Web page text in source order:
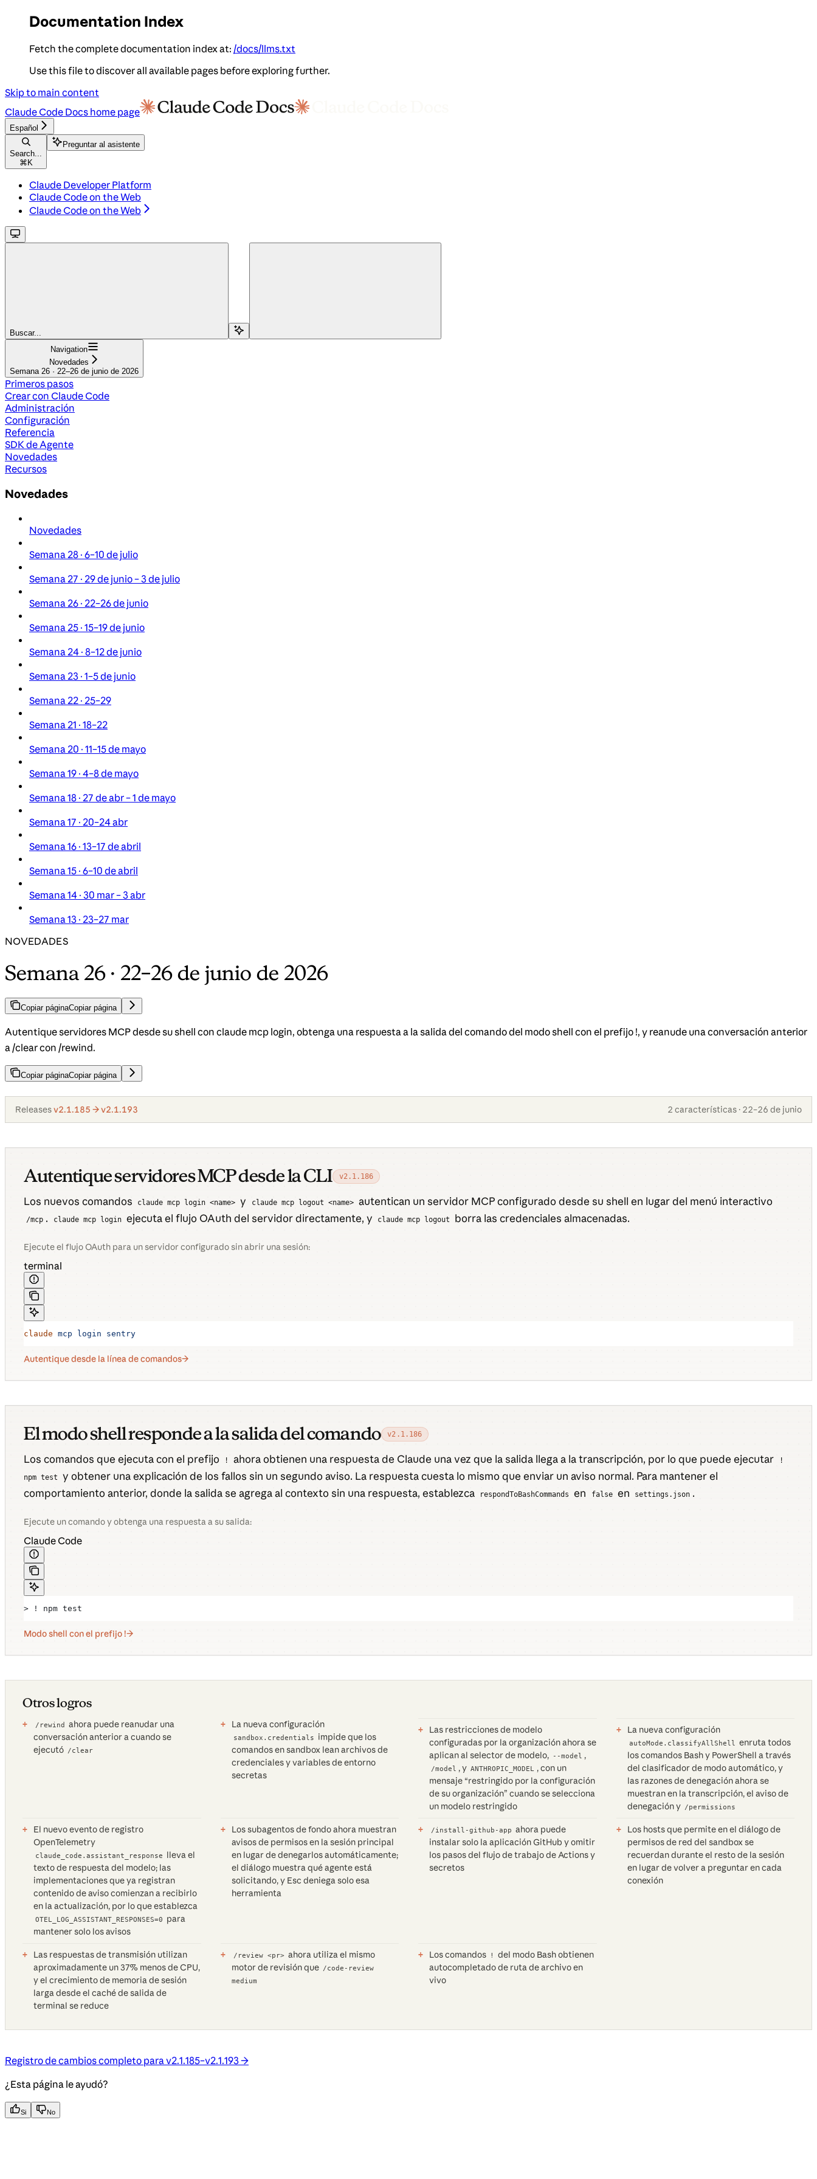
Documentation Index
Fetch the complete documentation index at: /docs/llms.txt
Use this file to discover all available pages before exploring further.
Skip to main content
Claude Code Docs home page
Español
Search...
⌘ K
Preguntar al asistente
Claude Developer Platform
Claude Code on the Web
Claude Code on the Web
Buscar...
Navigation
Novedades
Semana 26 · 22–26 de junio de 2026
Primeros pasos
Crear con Claude Code
Administración
Configuración
Referencia
SDK de Agente
Novedades
Recursos
Novedades
Novedades
Semana 28 · 6–10 de julio
Semana 27 · 29 de junio – 3 de julio
Semana 26 · 22–26 de junio
Semana 25 · 15–19 de junio
Semana 24 · 8–12 de junio
Semana 23 · 1–5 de junio
Semana 22 · 25–29
Semana 21 · 18–22
Semana 20 · 11–15 de mayo
Semana 19 · 4–8 de mayo
Semana 18 · 27 de abr – 1 de mayo
Semana 17 · 20–24 abr
Semana 16 · 13–17 de abril
Semana 15 · 6–10 de abril
Semana 14 · 30 mar – 3 abr
Semana 13 · 23–27 mar
NOVEDADES
Semana 26 · 22–26 de junio de 2026
Copiar páginaCopiar página
Autentique servidores MCP desde su shell con claude mcp login, obtenga una respuesta a la salida del comando del modo shell con el prefijo !, y reanude una conversación anterior
a /clear con /rewind.
Copiar páginaCopiar página
Releasesv2.1.185 → v2.1.193 2 características · 22–26 de junio
Autentique servidores MCP desde la CLI v2.1.186
Los nuevos comandos claude mcp login <name> y claude mcp logout <name> autentican un servidor MCP configurado desde su shell en lugar del menú interactivo
/mcp . claude mcp login ejecuta el flujo OAuth del servidor directamente, y claude mcp logout borra las credenciales almacenadas.
Ejecute el flujo OAuth para un servidor configurado sin abrir una sesión:
terminal
claude mcp login sentry
Autentique desde la línea de comandos
El modo shell responde a la salida del comando v2.1.186
Los comandos que ejecuta con el prefijo ! ahora obtienen una respuesta de Claude una vez que la salida llega a la transcripción, por lo que puede ejecutar
!
npm test
y obtener una explicación de los fallos sin un segundo aviso. La respuesta cuesta lo mismo que enviar un aviso normal. Para mantener el
comportamiento anterior, donde la salida se agrega al contexto sin una respuesta, establezca
respondToBashCommands en false en settings.json .
Ejecute un comando y obtenga una respuesta a su salida:
Claude Code
> ! npm test
Modo shell con el prefijo !
Otros logros
/rewind
ahora puede reanudar una
conversación anterior a cuando se
ejecutó /clear
La nueva configuración
sandbox.credentials
impide que los
comandos en sandbox lean archivos de
credenciales y variables de entorno
secretas
Las restricciones de modelo
configuradas por la organización ahora se
aplican al selector de modelo,
--model ,
/model , y ANTHROPIC_MODEL
, con un
mensaje “restringido por la configuración
de su organización” cuando se selecciona
un modelo restringido
La nueva configuración
autoMode.classifyAllShell
enruta todos
los comandos Bash y PowerShell a través
del clasificador de modo automático, y
las razones de denegación ahora se
muestran en la transcripción, el aviso de
denegación y /permissions
El nuevo evento de registro
OpenTelemetry
claude_code.assistant_response
lleva el
texto de respuesta del modelo; las
implementaciones que ya registran
contenido de aviso comienzan a recibirlo
en la actualización, por lo que establezca
OTEL_LOG_ASSISTANT_RESPONSES=0
para
mantener solo los avisos
Los subagentos de fondo ahora muestran
avisos de permisos en la sesión principal
en lugar de denegarlos automáticamente;
el diálogo muestra qué agente está
solicitando, y Esc deniega solo esa
herramienta
/install-github-app ahora puede
instalar solo la aplicación GitHub y omitir
los pasos del flujo de trabajo de Actions y
secretos
Los hosts que permite en el diálogo de
permisos de red del sandbox se
recuerdan durante el resto de la sesión
en lugar de volver a preguntar en cada
conexión
Las respuestas de transmisión utilizan
aproximadamente un 37% menos de CPU,
y el crecimiento de memoria de sesión
larga desde el caché de salida de
terminal se reduce
/review <pr> ahora utiliza el mismo
motor de revisión que /code-review
medium
Los comandos !
del modo Bash obtienen
autocompletado de ruta de archivo en
vivo
Registro de cambios completo para v2.1.185–v2.1.193 →
¿Esta página le ayudó?
Si No